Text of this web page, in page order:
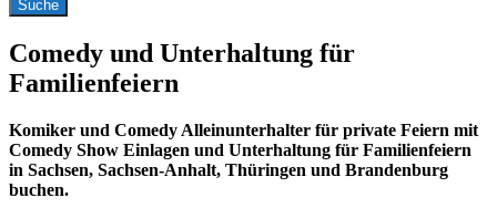
Comedy und Unterhaltung für
Familienfeiern
Komiker und Comedy Alleinunterhalter für private Feiern mit
Comedy Show Einlagen und Unterhaltung für Familienfeiern
in Sachsen, Sachsen-Anhalt, Thüringen und Brandenburg
buchen.